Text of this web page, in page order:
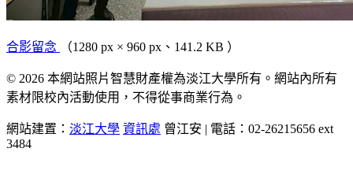
合影留念 （1280 px × 960 px、141.2 KB ）
© 2026 本網站照片智慧財產權為淡江大學所有。網站內所有
素材限校內活動使用，不得從事商業行為。
網站建置： 淡江大學 資訊處 曾江安 | 電話：02-26215656 ext
3484